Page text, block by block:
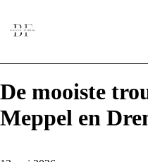
De mooiste
Meppel en